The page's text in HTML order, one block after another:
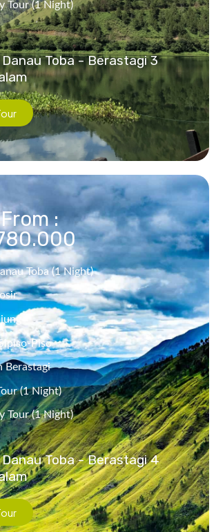
Tour (1 Night)
Toba - Berastagi 3
:
Toba (1 Night)
Piso
Berastagi
(1 Night)
Tour (1 Night)
Toba - Berastagi 4